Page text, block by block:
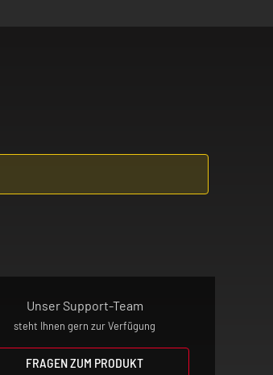
befragst du vor der
willst, wendest du dich
Unser Support-Team
steht Ihnen gern zur Verfügung
FRAGEN ZUM PRODUKT